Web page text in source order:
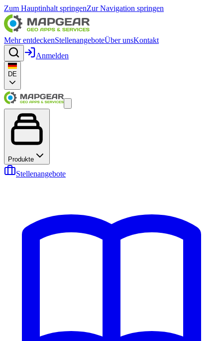
Zum Hauptinhalt springenZur Navigation springen
Mehr entdeckenStellenangeboteÜber unsKontakt
Anmelden
DE
Produkte
Stellenangebote